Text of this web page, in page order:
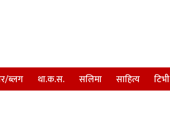
ब्लग था.क.स. सलिमा साहित्य टिभी